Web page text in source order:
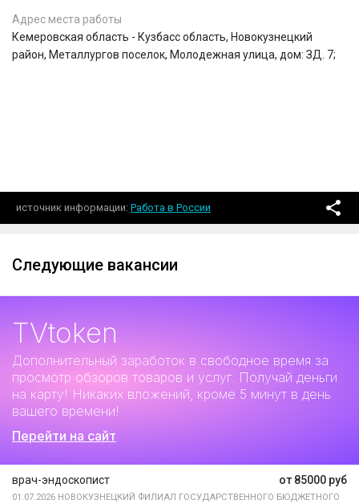
Адрес места работы
Кемеровская область - Кузбасс область, Новокузнецкий
район, Металлургов поселок, Молодежная улица, дом: ЗД. 7;
источник информации Работа в России
Следующие вакансии
TVtoken
Дополнительный заработок в свободное время за
просмотр обзоров товаров и услуг. Получай деньги
на карту! Никаких вложений, кроме 5 минут в день
вашего времени!
Перейти на сайт
от 85000 руб
врач-эндоскопист
01.07.2026 НОВОКУЗНЕЦКИЙ ФИЛИАЛ ГОСУДАРСТВЕННОГО БЮДЖЕТНОГО